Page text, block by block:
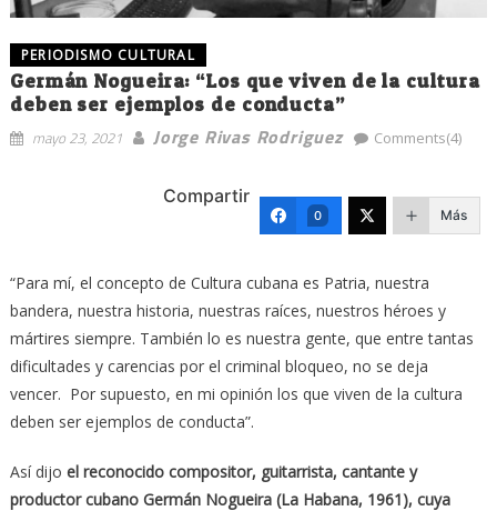
PERIODISMO CULTURAL
Germán Nogueira: “Los que viven de la cultura
deben ser ejemplos de conducta”
mayo 23, 2021 Jorge Rivas Rodriguez Comments(4)
Compartir
0 Más
“Para mí, el concepto de Cultura cubana es Patria, nuestra
bandera, nuestra historia, nuestras raíces, nuestros héroes y
mártires siempre. También lo es nuestra gente, que entre tantas
dificultades y carencias por el criminal bloqueo, no se deja
vencer. Por supuesto, en mi opinión los que viven de la cultura
deben ser ejemplos de conducta”.
Así dijo el reconocido compositor, guitarrista, cantante y
productor cubano Germán Nogueira (La Habana, 1961), cuya